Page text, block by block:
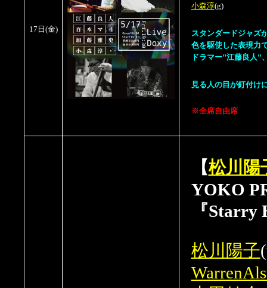
17日(金)
小森淳(g)
スタンダードジャズ
色を駆使した表現力
ドラマー"江藤良人"
見る人の目が釘付け
※全席自由席
【松川陽
YOKO
『Starry
松川陽子